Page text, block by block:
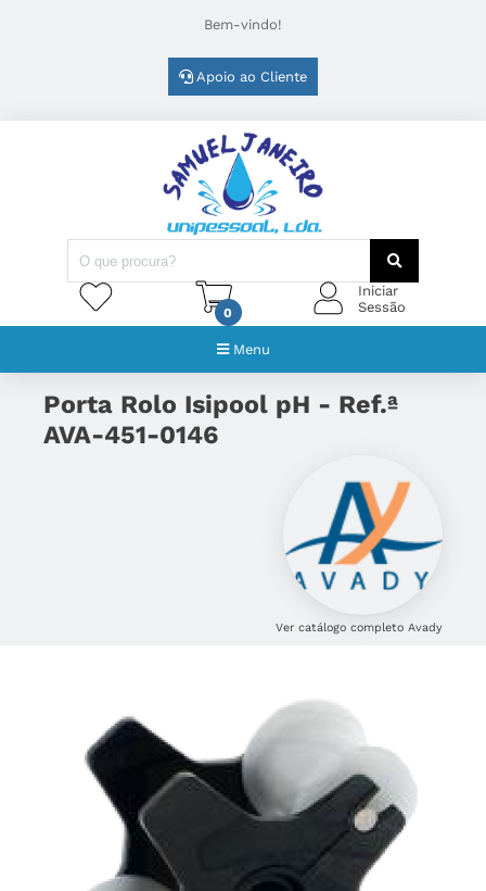
Bem-vindo!
Apoio ao Cliente
0
Iniciar
Sessão
Menu
Porta Rolo Isipool pH - Ref.ª
AVA-451-0146
Ver catálogo completo Avady